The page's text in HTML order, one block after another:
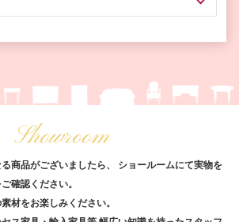
Showroom
商品がございましたら、
ショールームにて実物を
確認ください。
材をお楽しみください。